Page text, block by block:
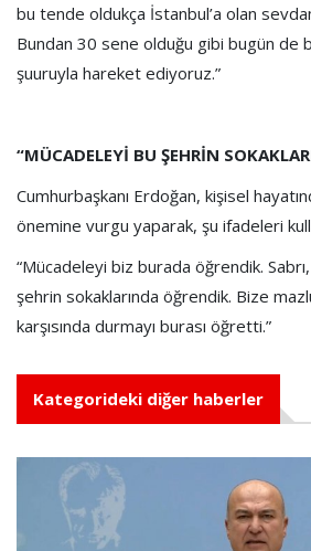
bu tende oldukça İstanbul’a olan
Bundan 30 sene olduğu gibi bugün de
şuuruyla hareket ediyoruz.”
“MÜCADELEYİ BU ŞEHRİN
Cumhurbaşkanı Erdoğan, kişisel
önemine vurgu yaparak, şu ifadeleri
“Mücadeleyi biz burada öğrendik.
şehrin sokaklarında öğrendik. Bize
karşısında durmayı burası öğretti.”
Kategorideki diğer haberler